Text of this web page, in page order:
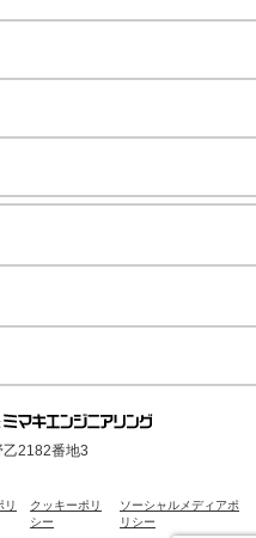
2182番地3
リ
クッキーポリ
シー
ソーシャルメディアポ
リシー